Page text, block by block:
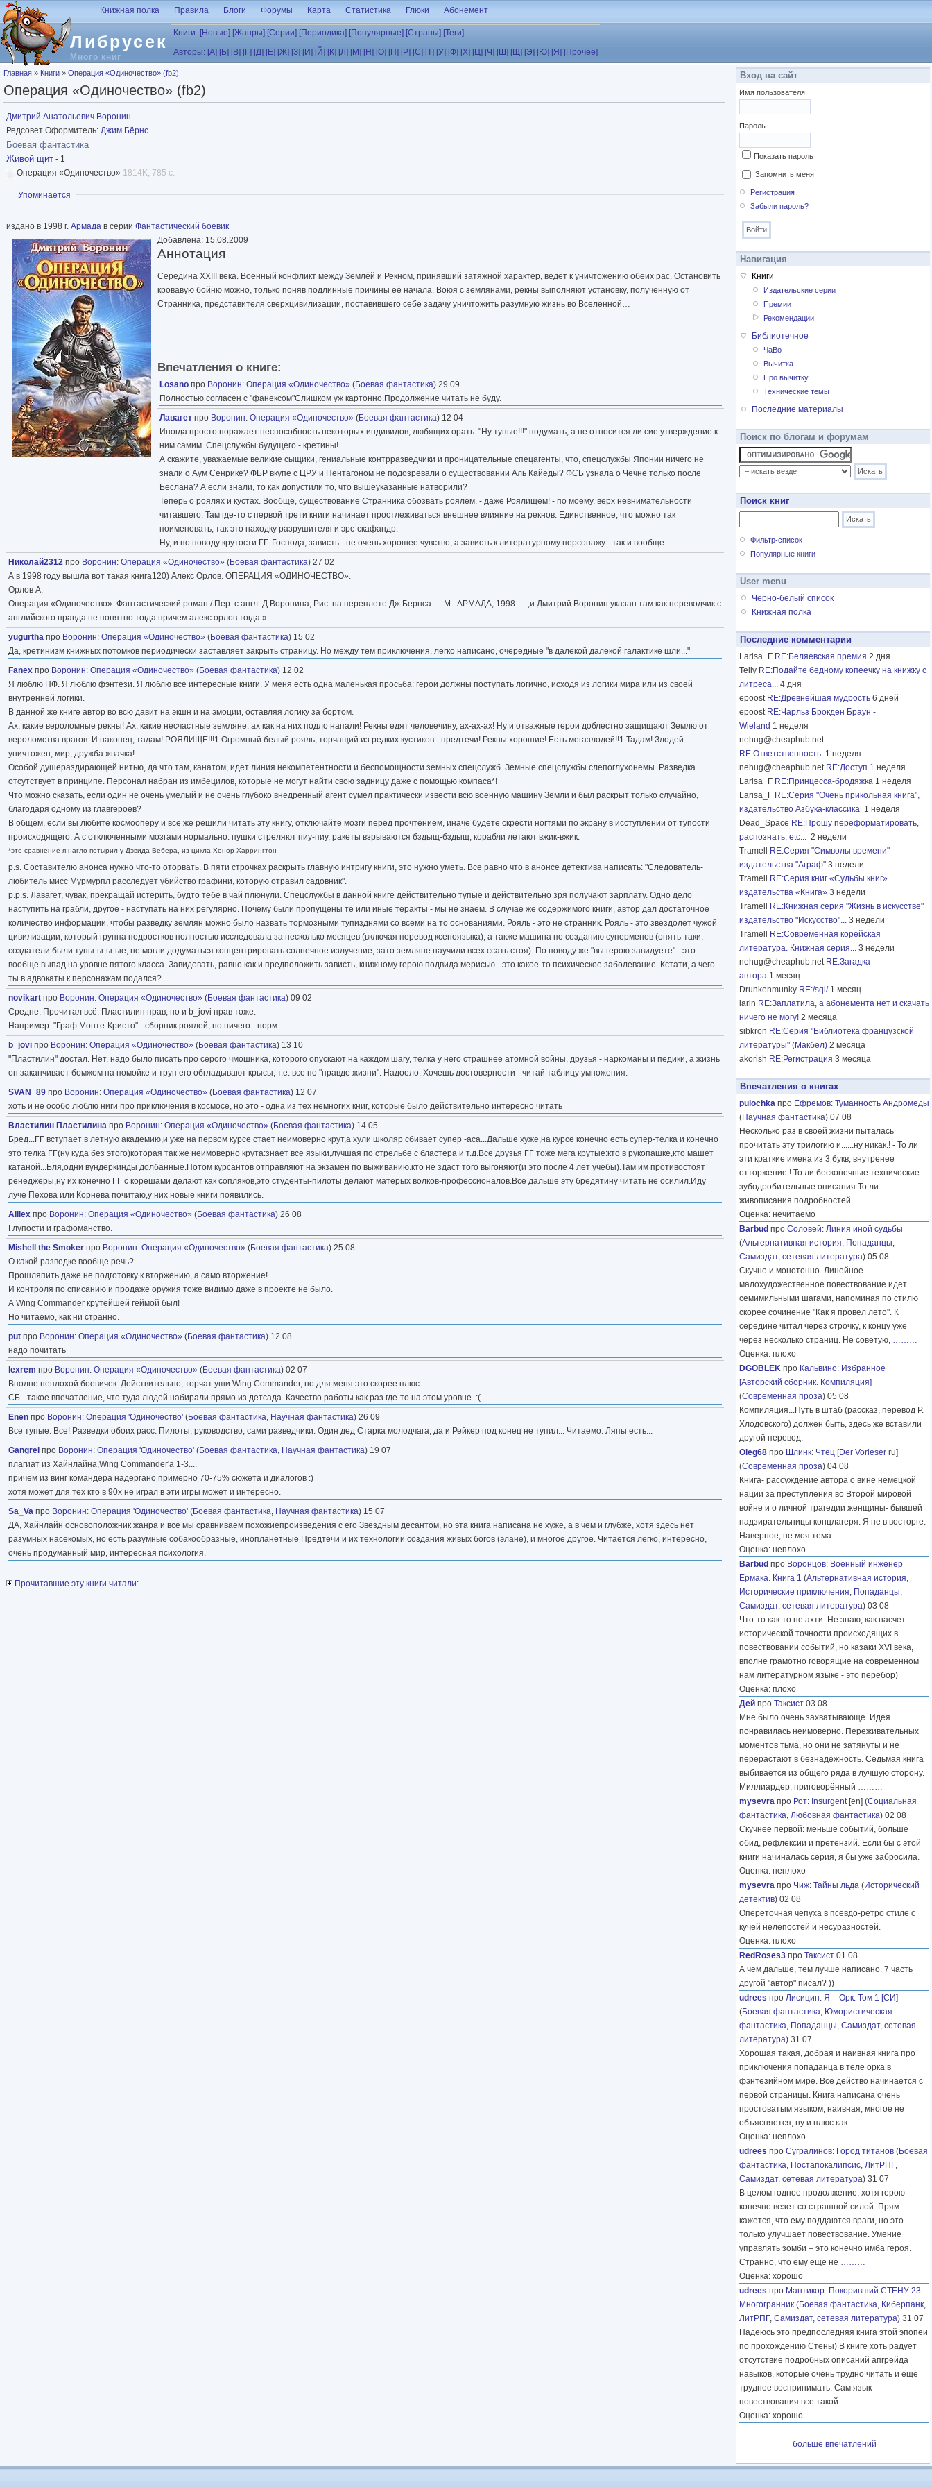
Перейти к основному содержанию
Либрусек
Много книг
Книжная полка Правила Блоги Форумы Карта Статистика Глюки Абонемент
Книги: [Новые] [Жанры] [Серии] [Периодика] [Популярные] [Страны] [Теги]
Авторы: [А] [Б] [В] [Г] [Д] [Е] [Ж] [З] [И] [Й] [К] [Л] [М] [Н] [О] [П] [Р] [С] [Т] [У] [Ф] [Х] [Ц] [Ч] [Ш] [Щ] [Э] [Ю] [Я] [Прочее]
Вы здесь
Главная » Книги » Операция «Одиночество» (fb2)
Операция «Одиночество» (fb2)
Дмитрий Анатольевич Воронин
Редсовет Оформитель: Джим Бёрнс
Боевая фантастика
Живой щит - 1
Операция «Одиночество» 1814K, 785 с.
Показать
Упоминается
издано в 1998 г. Армада в серии Фантастический боевик
Добавлена: 15.08.2009
Аннотация
Середина XXIII века. Военный конфликт между Землёй и Рекном, принявший затяжной характер, ведёт к уничтожению обеих рас. Остановить
кровавую бойню можно, только поняв подлинные причины её начала. Воюя с землянами, рекны выполняют установку, полученную от
Странника, представителя сверхцивилизации, поставившего себе задачу уничтожить разумную жизнь во Вселенной…
Впечатления о книге:
Losano про Воронин: Операция «Одиночество» (Боевая фантастика) 29 09
Полностью согласен с "фанексом"Слишком уж картонно.Продолжение читать не буду.
Лавагет про Воронин: Операция «Одиночество» (Боевая фантастика) 12 04
Иногда просто поражает неспособность некоторых индивидов, любящих орать: "Ну тупые!!!" подумать, а не относится ли сие утверждение к
ним самим. Спецслужбы будущего - кретины!
А скажите, уважаемые великие сыщики, гениальные контрразведчики и проницательные спецагенты, что, спецслужбы Японии ничего не
знали о Аум Сенрике? ФБР вкупе с ЦРУ и Пентагоном не подозревали о существовании Аль Кайеды? ФСБ узнала о Чечне только после
Беслана? А если знали, то как допустили то, что вышеуказанные натворили?
Теперь о роялях и кустах. Вообще, существование Странника обозвать роялем, - даже Роялищем! - по моему, верх невнимательности
читавшего. Там где-то с первой трети книги начинает простлеживаться внешнее влияние на рекнов. Единственное, что можно так
поименовать, так это находку разрушителя и эрс-скафандр.
Ну, и по поводу крутости ГГ. Господа, зависть - не очень хорошее чувство, а зависть к литературному персонажу - так и вообще...
Николай2312 про Воронин: Операция «Одиночество» (Боевая фантастика) 27 02
А в 1998 году вышла вот такая книга120) Алекс Орлов. ОПЕРАЦИЯ «ОДИНОЧЕСТВО».
Орлов А.
Операция «Одиночество»: Фантастический роман / Пер. с англ. Д.Воронина; Рис. на переплете Дж.Бернса — М.: АРМАДА, 1998. —,и Дмитрий Воронин указан там как переводчик с
английского.правда не понятно тогда причем алекс орлов тогда.».
yugurtha про Воронин: Операция «Одиночество» (Боевая фантастика) 15 02
Да, кретинизм книжных потомков периодически заставляет закрыть страницу. Но между тем приключения, легко написано, очередные "в далекой далекой галактике шли..."
Fanex про Воронин: Операция «Одиночество» (Боевая фантастика) 12 02
Я люблю НФ. Я люблю фэнтези. Я люблю все интересные книги. У меня есть одна маленькая просьба: герои должны поступать логично, исходя из логики мира или из своей
внутренней логики.
В данной же книге автор во всю давит на экшн и на эмоции, оставляя логику за бортом.
Ах, какие вероломные рекны! Ах, какие несчастные земляне, ах как на них подло напали! Рекны едят человечину, ах-ах-ах! Ну и отважные герои доблестно защищают Землю от
вероломства врагов. И наконец, тадам! РОЯЛИЩЕ!!!1 Огромный белый рояль, торчащий из редких кустиков - предтечи! Рекны хорошие! Есть мегазлодей!!1 Тадам! Злодей
уничтожен, мир, дружба жвачка!
Особой душераздирающей нитью, да что там, канатом, идет линия некомпетентности и беспомощности земных спецслужб. Земные спецслужбы слепоглухонемы. Разведка
отсутствует в принципе. Персонал набран из имбецилов, которые не могут найти свою задницу даже с помощью компаса*!
Что можно сказать, если один не очень умелый и не очень глубоко внедренный агент сумел практически извести всю военную машину Земли и был раскрыт только случайно,
благодаря одному из главгероев?
В общем, если вы любите космооперу и все же решили читать эту книгу, отключайте мозги перед прочтением, иначе будете скрести ногтями по экрану в исступлении от тупости
происходящего. А с отключенными мозгами нормально: пушки стреляют пиу-пиу, ракеты взрываются бздыщ-бздыщ, корабли летают вжик-вжик.
*это сравнение я нагло потырил у Дэвида Вебера, из цикла Хонор Харрингтон
p.s. Составителю анонса нужно что-то оторвать. В пяти строчках раскрыть главную интригу книги, это нужно уметь. Все равно что в анонсе детектива написать: "Следователь-
любитель мисс Мурмурпл расследует убийство графини, которую отравил садовник".
p.p.s. Лавагет, чувак, прекращай истерить, будто тебе в чай плюнули. Спецслужбы в данной книге действительно тупые и действительно зря получают зарплату. Одно дело
наступить на грабли, другое - наступать на них регулярно. Почему были пропущены те или иные теракты - мы не знаем. В случае же содержимого книги, автор дал достаточное
количество информации, чтобы разведку землян можно было назвать тормозными тупизднями со всеми на то основаниями. Рояль - это не странник. Рояль - это звездолет чужой
цивилизации, который группа подростков полностью исследовала за несколько месяцев (включая перевод ксеноязыка), а также машина по созданию суперменов (опять-таки,
создатели были тупы-ы-ы-ые, не могли додуматься концентрировать солнечное излучение, зато земляне научили всех ссать стоя). По поводу же "вы герою завидуете" - это
вообще выпад на уровне пятого класса. Завидовать, равно как и предположить зависть, книжному герою подвида мерисью - это какое-то психическое заболевание. Кстати, а чего
ты в адвокаты к персонажам подался?
novikart про Воронин: Операция «Одиночество» (Боевая фантастика) 09 02
Средне. Прочитал всё. Пластилин прав, но и b_jovi прав тоже.
Например: "Граф Монте-Кристо" - сборник роялей, но ничего - норм.
b_jovi про Воронин: Операция «Одиночество» (Боевая фантастика) 13 10
"Пластилин" достал. Нет, надо было писать про серого чмошника, которого опускают на каждом шагу, телка у него страшнее атомной войны, друзья - наркоманы и педики, а жизнь
он заканчивает бомжом на помойке и труп его обгладывают крысы, т.е. все по "правде жизни". Надоело. Хочешь достоверности - читай таблицу умножения.
SVAN_89 про Воронин: Операция «Одиночество» (Боевая фантастика) 12 07
хоть и не особо люблю ниги про приключения в космосе, но это - одна из тех немногих книг, которые было действительно интересно читать
Властилин Пластилина про Воронин: Операция «Одиночество» (Боевая фантастика) 14 05
Бред...ГГ вступает в летную академию,и уже на первом курсе стает неимоверно крут,а хули школяр сбивает супер -аса...Дальше хуже,на курсе конечно есть супер-телка и конечно
это телка ГГ(ну куда без этого)которая так же неимоверно крута:знает все языки,лучшая по стрельбе с бластера и т.д.Все друзья ГГ тоже мега крутые:кто в рукопашке,кто машет
катаной...Бля,одни вундеркинды долбанные.Потом курсантов отправляют на экзамен по выживанию.кто не здаст того выгоняют(и это после 4 лет учебы).Там им противостоят
ренеджеры,ну их конечно ГГ с корешами делают как сопляков,это студенты-пилоты делают матерых волков-профессионалов.Все дальше эту бредятину читать не осилил.Иду
луче Пехова или Корнева почитаю,у них новые книги появились.
Alllex про Воронин: Операция «Одиночество» (Боевая фантастика) 26 08
Глупости и графоманство.
Mishell the Smoker про Воронин: Операция «Одиночество» (Боевая фантастика) 25 08
О какой разведке вообще речь?
Прошляпить даже не подготовку к вторжению, а само вторжение!
И контроля по списанию и продаже оружия тоже видимо даже в проекте не было.
А Wing Commander крутейшей геймой был!
Но читаемо, как ни странно.
put про Воронин: Операция «Одиночество» (Боевая фантастика) 12 08
надо почитать
lexrem про Воронин: Операция «Одиночество» (Боевая фантастика) 02 07
Вполне неплохой боевичек. Действительно, торчат уши Wing Commander, но для меня это скорее плюс...
СБ - такое впечатление, что туда людей набирали прямо из детсада. Качество работы как раз где-то на этом уровне. :(
Enen про Воронин: Операция 'Одиночество' (Боевая фантастика, Научная фантастика) 26 09
Все тупые. Все! Разведки обоих расс. Пилоты, руководство, сами разведчики. Один дед Старка молодчага, да и Рейкер под конец не тупил... Читаемо. Ляпы есть...
Gangrel про Воронин: Операция 'Одиночество' (Боевая фантастика, Научная фантастика) 19 07
плагиат из Хайнлайна,Wing Commander'a 1-3....
причем из винг командера надергано примерно 70-75% сюжета и диалогов :)
хотя может для тех кто в 90х не играл в эти игры может и интересно.
Sa_Va про Воронин: Операция 'Одиночество' (Боевая фантастика, Научная фантастика) 15 07
ДА, Хайнлайн основоположник жанра и все мы сравниваем похожиепроизведения с его Звездным десантом, но эта книга написана не хуже, а в чем и глубже, хотя здесь нет
разумных насекомых, но есть разумные собакообразные, инопланетные Предтечи и их технологии создания живых богов (элане), и многое другое. Читается легко, интересно,
очень продуманный мир, интересная психология.
Прочитавшие эту книги читали:
Вход на сайт
Имя пользователя
Пароль
Показать пароль
Запомнить меня
Регистрация
Забыли пароль?
Навигация
Книги
Издательские серии
Премии
Рекомендации
Библиотечное
ЧаВо
Вычитка
Про вычитку
Технические темы
Последние материалы
Поиск по блогам и форумам
Поиск книг
Фильтр-список
Популярные книги
User menu
Чёрно-белый список
Книжная полка
Последние комментарии
Larisa_F RE:Беляевская премия 2 дня
Telly RE:Подайте бедному копеечку на книжку с
литреса... 4 дня
epoost RE:Древнейшая мудрость 6 дней
epoost RE:Чарльз Брокден Браун -
Wieland 1 неделя
nehug@cheaphub.net
RE:Ответственность. 1 неделя
nehug@cheaphub.net RE:Доступ 1 неделя
Larisa_F RE:Принцесса-бродяжка 1 неделя
Larisa_F RE:Серия "Очень прикольная книга",
издательство Азбука-классика 1 неделя
Dead_Space RE:Прошу переформатировать,
распознать, etc... 2 недели
Tramell
RE:Серия "Символы времени"
издательства "Аграф" 3 недели
Tramell
RE:Серия книг «Судьбы книг»
издательства «Книга» 3 недели
Tramell
RE:Книжная серия "Жизнь в искусстве"
издательство "Искусство"... 3 недели
Tramell
RE:Современная корейская
литература. Книжная серия... 3 недели
nehug@cheaphub.net RE:Загадка
автора 1 месяц
Drunkenmunky RE:/sql/ 1 месяц
larin RE:Заплатила, а абонемента нет и скачать
ничего не могу! 2 месяца
sibkron RE:Серия "Библиотека французской
литературы" (Макбел) 2 месяца
akorish RE:Регистрация 3 месяца
Впечатления о книгах
pulochka про Ефремов: Туманность Андромеды
(Научная фантастика) 07 08
Несколько раз в своей жизни пыталась
прочитать эту трилогию и......ну никак.! - То ли
эти краткие имена из 3 букв, внутренее
отторжение ! То ли бесконечные технические
зубодробительные описания.То ли
живописания подробностей ………
Оценка: нечитаемо
Barbud про Соловей: Линия иной судьбы
(Альтернативная история, Попаданцы,
Самиздат, сетевая литература) 05 08
Скучно и монотонно. Линейное
малохудожественное повествование идет
семимильными шагами, напоминая по стилю
скорее сочинение "Как я провел лето". К
середине читал через строчку, к концу уже
через несколько страниц. Не советую, ………
Оценка: плохо
DGOBLEK про Кальвино: Избранное
[Авторский сборник. Компиляция]
(Современная проза) 05 08
Компиляция...Путь в штаб (рассказ, перевод Р.
Хлодовского) должен быть, здесь же вставили
другой перевод.
Oleg68 про Шлинк: Чтец [Der Vorleser ru]
(Современная проза) 04 08
Книга- рассуждение автора о вине немецкой
нации за преступления во Второй мировой
войне и о личной трагедии женщины- бывшей
надзирательницы концлагеря. Я не в восторге.
Наверное, не моя тема.
Оценка: неплохо
Barbud про Воронцов: Военный инженер
Ермака. Книга 1 (Альтернативная история,
Исторические приключения, Попаданцы,
Самиздат, сетевая литература) 03 08
Что-то как-то не ахти. Не знаю, как насчет
исторической точности происходящих в
повествовании событий, но казаки XVI века,
вполне грамотно говорящие на современном
нам литературном языке - это перебор)
Оценка: плохо
Дей про Таксист 03 08
Мне было очень захватывающе. Идея
понравилась неимоверно. Переживательных
моментов тьма, но они не затянуты и не
перерастают в безнадёжность. Седьмая книга
выбивается из общего ряда в лучшую сторону.
Миллиардер, приговорённый ………
mysevra про Рот: Insurgent[en] (Социальная
фантастика, Любовная фантастика) 02 08
Скучнее первой: меньше событий, больше
обид, рефлексии и претензий. Если бы с этой
книги начиналась серия, я бы уже забросила.
Оценка: неплохо
mysevra про Чиж: Тайны льда (Исторический
детектив) 02 08
Опереточная чепуха в псевдо-ретро стиле с
кучей нелепостей и несуразностей.
Оценка: плохо
RedRoses3 про Таксист 01 08
А чем дальше, тем лучше написано. 7 часть
другой "автор" писал? ))
udrees про Лисицин: Я – Орк. Том 1 [СИ]
(Боевая фантастика, Юмористическая
фантастика, Попаданцы, Самиздат, сетевая
литература) 31 07
Хорошая такая, добрая и наивная книга про
приключения попаданца в теле орка в
фэнтезийном мире. Все действо начинается с
первой страницы. Книга написана очень
простоватым языком, наивная, многое не
объясняется, ну и плюс как ………
Оценка: неплохо
udrees про Сугралинов: Город титанов (Боевая
фантастика, Постапокалипсис, ЛитРПГ,
Самиздат, сетевая литература) 31 07
В целом годное продолжение, хотя герою
конечно везет со страшной силой. Прям
кажется, что ему поддаются враги, но это
только улучшает повествование. Умение
управлять зомби – это конечно имба героя.
Странно, что ему еще не ………
Оценка: хорошо
udrees про Мантикор: Покоривший СТЕНУ 23:
Многогранник (Боевая фантастика, Киберпанк,
ЛитРПГ, Самиздат, сетевая литература) 31 07
Надеюсь это предпоследняя книга этой эпопеи
по прохождению Стены) В книге хоть радует
отсутствие подробных описаний апгрейда
навыков, которые очень трудно читать и еще
труднее воспринимать. Сам язык
повествования все такой ………
Оценка: хорошо
больше впечатлений